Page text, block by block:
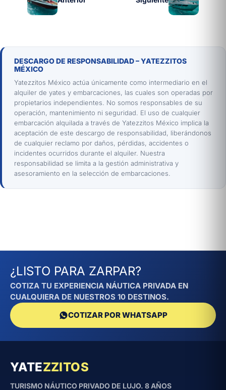
DESCARGO DE RESPONSABILIDAD – YATEZZITOS
MÉXICO
Yatezzitos México actúa únicamente como intermediario en el
alquiler de yates y embarcaciones, las cuales son operadas por
propietarios independientes. No somos responsables de su
operación, mantenimiento ni seguridad. El uso de cualquier
embarcación alquilada a través de Yatezzitos México implica la
aceptación de este descargo de responsabilidad, liberándonos
de cualquier reclamo por daños, pérdidas, accidentes o
incidentes ocurridos durante el alquiler. Nuestra
responsabilidad se limita a la gestión administrativa y
asesoramiento en la selección de embarcaciones.
¿LISTO PARA ZARPAR?
COTIZA TU EXPERIENCIA NÁUTICA PRIVADA EN
CUALQUIERA DE NUESTROS 10 DESTINOS.
COTIZAR POR WHATSAPP
YATEZZITOS
TURISMO NÁUTICO PRIVADO DE LUJO. 8 AÑOS